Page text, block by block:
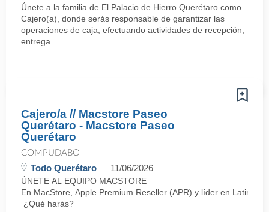
Únete a la familia de El Palacio de Hierro Querétaro como
Cajero(a), donde serás responsable de garantizar las
operaciones de caja, efectuando actividades de recepción,
entrega ...
Cajero/a // Macstore Paseo
Querétaro - Macstore Paseo
Querétaro
COMPUDABO
Todo Querétaro 11/06/2026
ÚNETE AL EQUIPO MACSTORE
En MacStore, Apple Premium Reseller (APR) y líder en
¿Qué harás?